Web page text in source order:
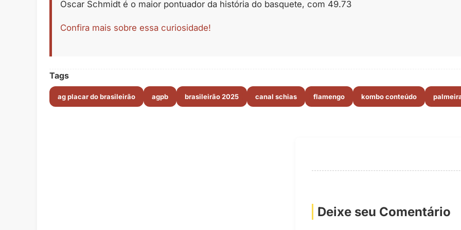
Oscar Schmidt é o maior pontuador da história do basquete, com 49.73
Confira mais sobre essa curiosidade!
Tags
ag placar do brasileirão agpb brasileirão 2025 canal schias flamengo kombo conteúdo
Deixe seu Comentário